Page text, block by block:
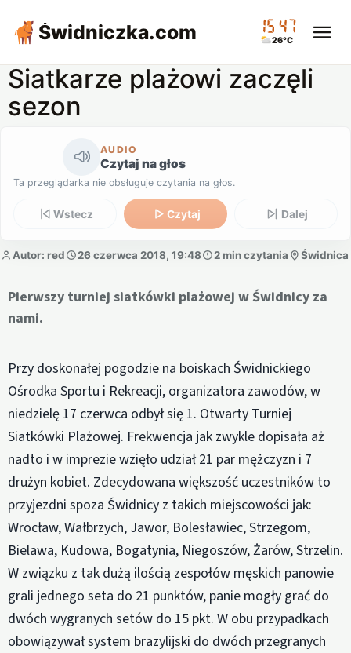
Świdniczka.com 15:47
26°C
Siatkarze plażowi zaczęli
sezon
AUDIO
Czytaj na głos
Ta przeglądarka nie obsługuje czytania na głos.
Wstecz Czytaj Dalej
Autor: red 26 czerwca 2018, 19:48 2 min czytania Świdnica
Pierwszy turniej siatkówki plażowej w Świdnicy za
nami.
Przy doskonałej pogodzie na boiskach Świdnickiego
Ośrodka Sportu i Rekreacji, organizatora zawodów, w
niedzielę 17 czerwca odbył się 1. Otwarty Turniej
Siatkówki Plażowej. Frekwencja jak zwykle dopisała aż
nadto i w imprezie wzięło udział 21 par mężczyzn i 7
drużyn kobiet. Zdecydowana większość uczestników to
przyjezdni spoza Świdnicy z takich miejscowości jak:
Wrocław, Wałbrzych, Jawor, Bolesławiec, Strzegom,
Bielawa, Kudowa, Bogatynia, Niegoszów, Żarów, Strzelin.
W związku z tak dużą ilością zespołów męskich panowie
grali jednego seta do 21 punktów, panie mogły grać do
dwóch wygranych setów do 15 pkt. W obu przypadkach
obowiązywał system brazylijski do dwóch przegranych